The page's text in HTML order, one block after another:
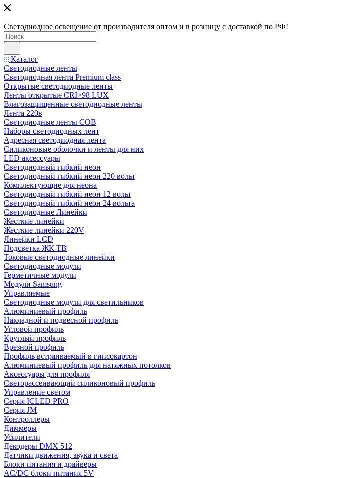
Светодиодное освещение от производителя оптом и в розницу с доставкой по РФ!
Каталог
Светодиодные ленты
Светодиодная лента Premium class
Открытые светодиодные ленты
Ленты открытые CRI>98 LUX
Влагозащищенные светодиодные ленты
Лента 220в
Светодиодные ленты COB
Наборы светодиодных лент
Адресная светодиодная лента
Силиконовые оболочки и ленты для них
LED аксессуары
Светодиодный гибкий неон
Светодиодный гибкий неон 220 вольт
Комплектующие для неона
Светодиодный гибкий неон 12 вольт
Светодиодный гибкий неон 24 вольта
Светодиодные Линейки
Жесткие линейки
Жесткие линейки 220V
Линейки LCD
Подсветка ЖК ТВ
Токовые светодиодные линейки
Светодиодные модули
Герметичные модули
Модули Samsung
Управляемые
Светодиодные модули для светильников
Алюминиевый профиль
Накладной и подвесной профиль
Угловой профиль
Круглый профиль
Врезной профиль
Профиль встраиваемый в гипсокартон
Алюминиевый профиль для натяжных потолков
Аксессуары для профиля
Светорассеивающий силиконовый профиль
Управление светом
Серия ICLED PRO
Серия JM
Контроллеры
Диммеры
Усилители
Декодеры DMX 512
Датчики движения, звука и света
Блоки питания и драйверы
AC/DC блоки питания 5V